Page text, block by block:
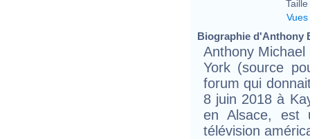
Taille
Vues
Biographie d'Anthony
Anthony
York (source
forum qui
8 juin 2018 à
en Alsace, est
télévision